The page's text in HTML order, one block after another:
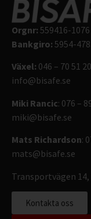
Orgnr: 559416-1076
Bankgiro: 5954-
Växel: 046 – 70 51 20
info@bisafe.se
Miki Rancic: 076 –
miki@bisafe.se
Mats Richardson:
mats@bisafe.se
Transportvägen 14,
Kontakta oss